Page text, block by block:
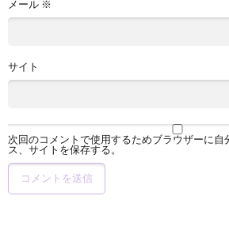
メール ※
サイト
次回のコメントで使用するためブラウザーに自
ス、サイトを保存する。